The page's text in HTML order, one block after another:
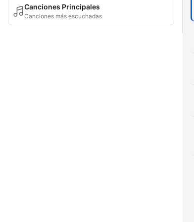
Canciones Principales
Canciones más escuchadas